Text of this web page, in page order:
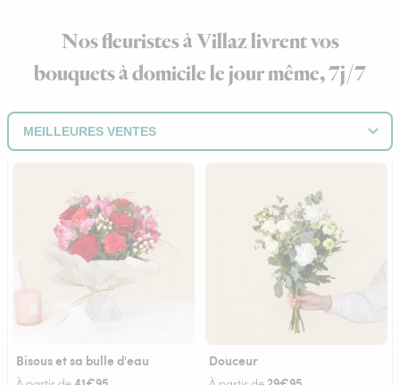
Nos fleuristes à Villaz livrent vos
bouquets à domicile le jour même, 7j/7
Bisous et sa bulle d'eau Douceur